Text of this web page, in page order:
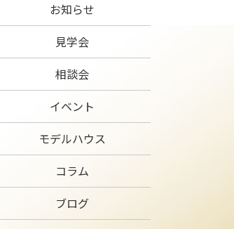
お知らせ
見学会
相談会
イベント
モデルハウス
コラム
ブログ